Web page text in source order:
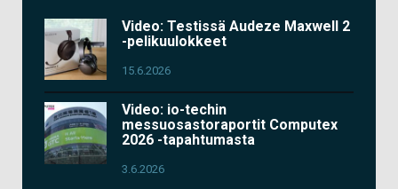
Video: Testissä Audeze Maxwell 2
-pelikuulokkeet
15.6.2026
Video: io-techin
messuosastoraportit Computex
2026 -tapahtumasta
3.6.2026